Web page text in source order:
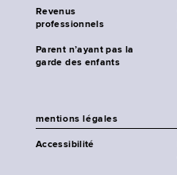
Revenus
professionnels
Parent n’ayant pas la
garde des enfants
mentions légales
Accessibilité